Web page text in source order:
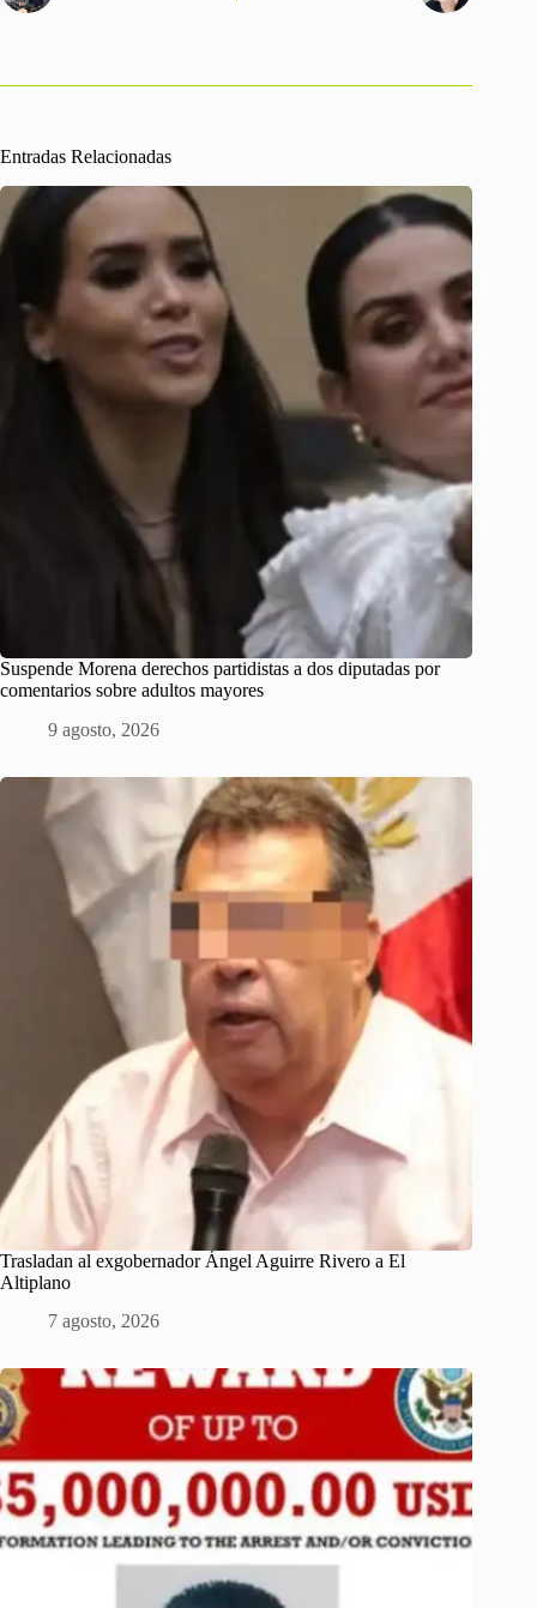
Entradas Relacionadas
Suspende Morena derechos partidistas a dos diputadas por
comentarios sobre adultos mayores
9 agosto, 2026
Trasladan al exgobernador Ángel Aguirre Rivero a El
Altiplano
7 agosto, 2026